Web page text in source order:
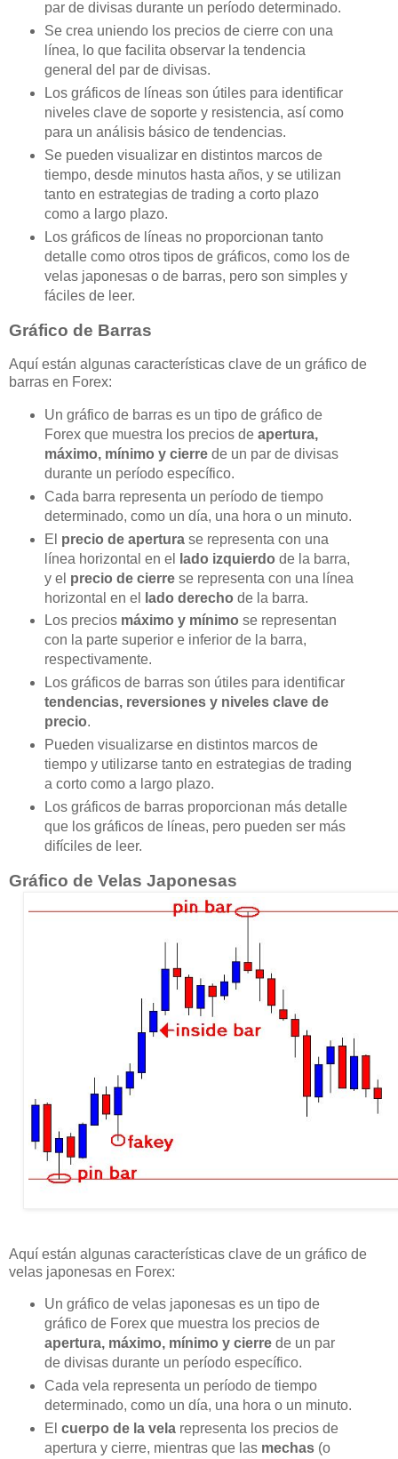
par de divisas durante un período determinado.
Se crea uniendo los precios de cierre con una
línea, lo que facilita observar la tendencia
general del par de divisas.
Los gráficos de líneas son útiles para identificar
niveles clave de soporte y resistencia, así como
para un análisis básico de tendencias.
Se pueden visualizar en distintos marcos de
tiempo, desde minutos hasta años, y se utilizan
tanto en estrategias de trading a corto plazo
como a largo plazo.
Los gráficos de líneas no proporcionan tanto
detalle como otros tipos de gráficos, como los de
velas japonesas o de barras, pero son simples y
fáciles de leer.
Gráfico de Barras
Aquí están algunas características clave de un gráfico de
barras en Forex:
Un gráfico de barras es un tipo de gráfico de
Forex que muestra los precios de apertura,
máximo, mínimo y cierrede un par de divisas
durante un período específico.
Cada barra representa un período de tiempo
determinado, como un día, una hora o un minuto.
El precio de aperturase representa con una
línea horizontal en el
lado izquierdo de la barra,
y el precio de cierrese representa con una línea
horizontal en el
lado derecho de la barra.
Los precios máximo y mínimo se representan
con la parte superior e inferior de la barra,
respectivamente.
Los gráficos de barras son útiles para identificar
tendencias, reversiones y niveles clave de
precio.
Pueden visualizarse en distintos marcos de
tiempo y utilizarse tanto en estrategias de trading
a corto como a largo plazo.
Los gráficos de barras proporcionan más detalle
que los gráficos de líneas, pero pueden ser más
difíciles de leer.
Gráfico de Velas Japonesas
Aquí están algunas características clave de un gráfico de
velas japonesas en Forex:
Un gráfico de velas japonesas es un tipo de
gráfico de Forex que muestra los precios de
apertura, máximo, mínimo y cierrede un par
de divisas durante un período específico.
Cada vela representa un período de tiempo
determinado, como un día, una hora o un minuto.
El cuerpo de la velarepresenta los precios de
apertura y cierre, mientras que las mechas(o